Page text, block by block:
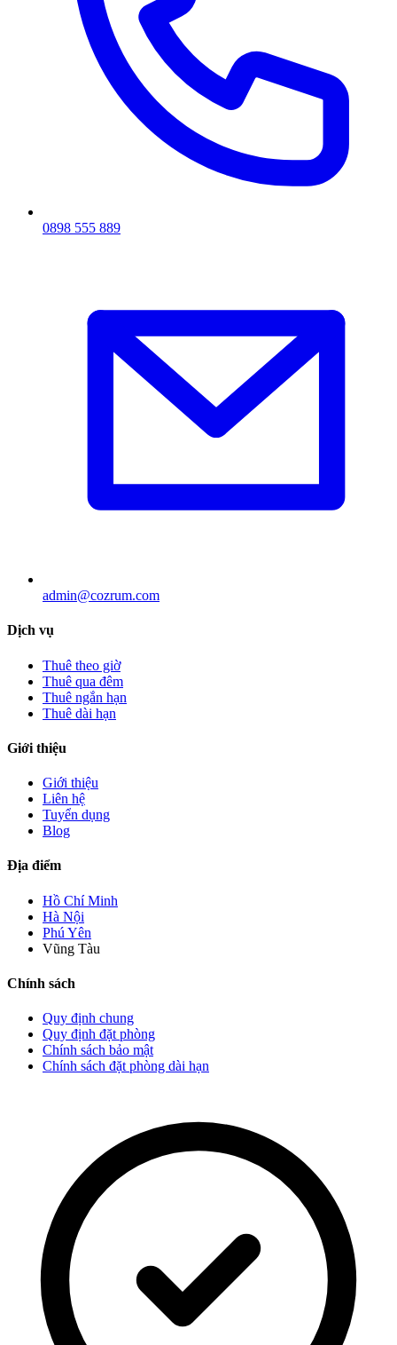
0898 555 889
admin@cozrum.com
Dịch vụ
Thuê theo giờ
Thuê qua đêm
Thuê ngắn hạn
Thuê dài hạn
Giới thiệu
Giới thiệu
Liên hệ
Tuyển dụng
Blog
Địa điểm
Hồ Chí Minh
Hà Nội
Phú Yên
Vũng Tàu
Chính sách
Quy định chung
Quy định đặt phòng
Chính sách bảo mật
Chính sách đặt phòng dài hạn